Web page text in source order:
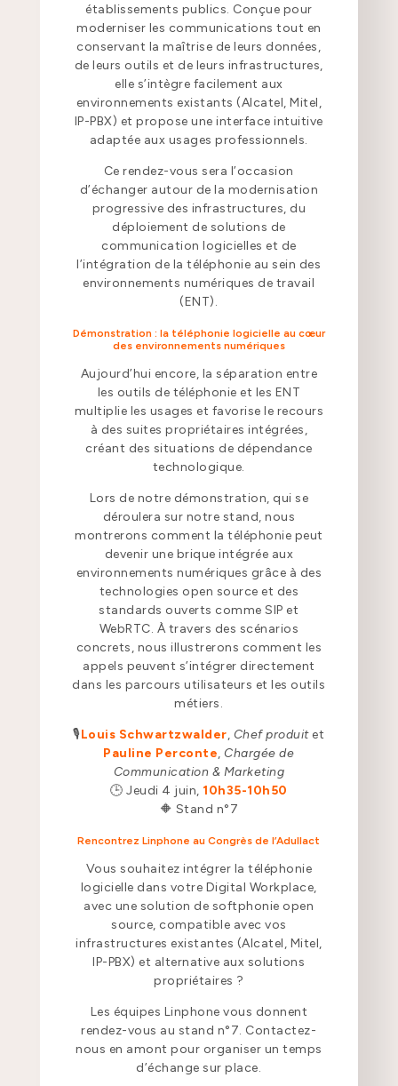
établissements publics. Conçue pour
moderniser les communications tout en
conservant la maîtrise de leurs données,
de leurs outils et de leurs infrastructures,
elle s’intègre facilement aux
environnements existants (Alcatel, Mitel,
IP-PBX) et propose une interface intuitive
adaptée aux usages professionnels.
Ce rendez-vous sera l’occasion
d’échanger autour de la modernisation
progressive des infrastructures, du
déploiement de solutions de
communication logicielles et de
l’intégration de la téléphonie au sein des
environnements numériques de travail
(ENT).
Démonstration : la téléphonie logicielle au cœur
des environnements numériques
Aujourd’hui encore, la séparation entre
les outils de téléphonie et les ENT
multiplie les usages et favorise le recours
à des suites propriétaires intégrées,
créant des situations de dépendance
technologique.
Lors de notre démonstration, qui se
déroulera sur notre stand, nous
montrerons comment la téléphonie peut
devenir une brique intégrée aux
environnements numériques grâce à des
technologies open source et des
standards ouverts comme SIP et
WebRTC. À travers des scénarios
concrets, nous illustrerons comment les
appels peuvent s’intégrer directement
dans les parcours utilisateurs et les outils
métiers.
🎙️Louis Schwartzwalder, Chef produitet
Pauline Perconte, Chargée de
Communication & Marketing
🕒 Jeudi 4 juin, 10h35-10h50
🔶 Stand n°7
Rencontrez Linphone au Congrès de l’Adullact
Vous souhaitez intégrer la téléphonie
logicielle dans votre Digital Workplace,
avec une solution de softphonie open
source, compatible avec vos
infrastructures existantes (Alcatel, Mitel,
IP-PBX) et alternative aux solutions
propriétaires ?
Les équipes Linphone vous donnent
rendez-vous au stand n°7. Contactez-
nous en amont pour organiser un temps
d’échange sur place.